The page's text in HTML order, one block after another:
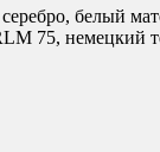
белый
75, немецкий